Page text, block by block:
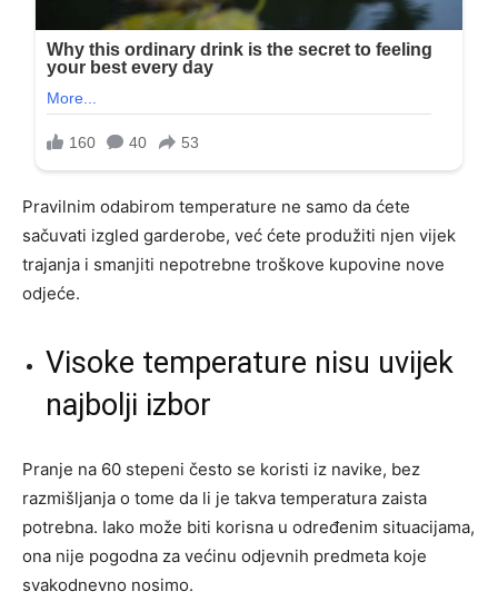
Pravilnim odabirom temperature ne samo da ćete
sačuvati izgled garderobe, već ćete produžiti njen vijek
trajanja i smanjiti nepotrebne troškove kupovine nove
odjeće.
Visoke temperature nisu uvijek
najbolji izbor
Pranje na 60 stepeni često se koristi iz navike, bez
razmišljanja o tome da li je takva temperatura zaista
potrebna. Iako može biti korisna u određenim situacijama,
ona nije pogodna za većinu odjevnih predmeta koje
svakodnevno nosimo.